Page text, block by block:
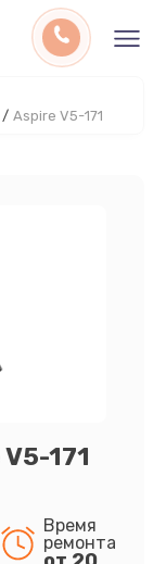
/ Aspire V5-171
171
Время
ремонта